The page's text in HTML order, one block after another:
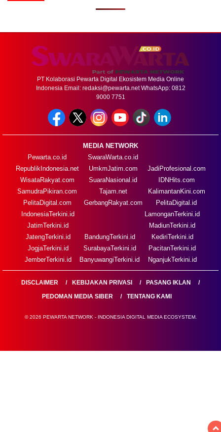
PT Kolaborasi Pewarta Digital Ekosistem Media Online
Indonesia Email: redaksi@pewarta.netWhatsApp: 0812
9000 7751
MEDIA NETWORK
Pewarta.co.id
RepublikIndonesia.net
WisataRakyat.com
SamudraPikiran.com
PelitaDigital.com
SwaraWarta.co.id
UmkmJatim.com
SuaraNasional.id
Tajam.net
GerbangRakyat.com
JadiProfesional.com
IDNHits.com
KalimantanKini.com
PelitaDigital.id
IndonesiaTerkini.id
JatimTerkini.id
JatengTerkini.id
JogjaTerkini.id
JemberTerkini.id
BandungTerkini.id
SurabayaTerkini.id
BanyuwangiTerkini.id
LamonganTerkini.id
MadiunTerkini.id
KediriTerkini.id
PacitanTerkini.id
NganjukTerkini.id
DISCLAIMER KEBIJAKAN PRIVASI
PASANG IKLAN
PEDOMAN MEDIA SIBER
TENTANG KAMI
© 2026 PEWARTA NETWORK - INDONESIA DIGITAL MEDIA ECOSYSTEM.